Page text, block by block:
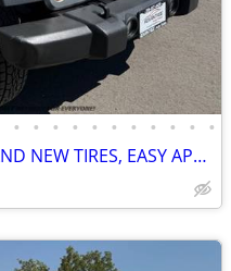
• • • • • • • • • • •
23K Miles! SUPER CLEAN, BRAND NEW TIRES, EASY APPROVALS!